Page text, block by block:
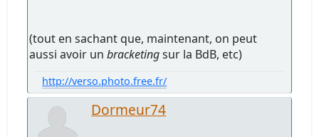
(tout en sachant que, maintenant, on peut
aussi avoir unbracketingsur la BdB, etc)
http://verso.photo.free.fr/
Dormeur74